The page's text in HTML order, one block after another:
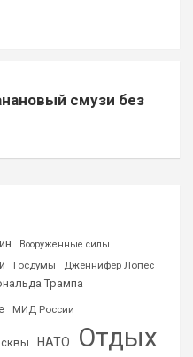
смузи без
Вооруженные силы
Госдумы
Дженнифер Лопес
Трампа
МИД России
НАТО
Отдых